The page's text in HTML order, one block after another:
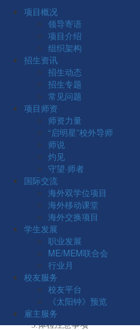
项目概况
领导寄语
项目介绍
组织架构
招生资讯
招生动态
招生专题
常见问题
项目师资
师资力量
“启明星”校外导师
师说
灼见
守望·师者
国际交流
海外双学位项目
海外移动课堂
海外交换项目
学生发展
职业发展
ME/MEM联合会
行业月
校友服务
校友平台
《太阳钟》预览
雇主服务
考生如对复试成绩存在异议
复查主要核对分数是否有误，不
行复试成绩复核，请下载附件《
入学复试成绩复核申请表》（见
2026年3月29日10:00前连同考生
scutme@scut.edu.cn，逾期不再受
二、体检事宜
录取总成绩排名在招生计划
考生请按要求准时完成体检，具
1.体检时间及地点
时间：2026年3月30日14:30-
地点：华南理工大学五山校区
2.体检所需材料
登录我校研究生招生系统下
表》。体检结束后，《体检表》
的《复试通知书》交回12号楼222
3.体检注意事项